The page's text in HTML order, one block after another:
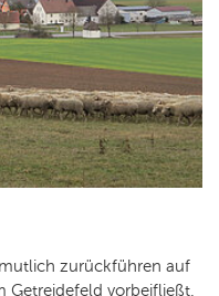
zurückführen auf
Getreidefeld vorbeifließt.